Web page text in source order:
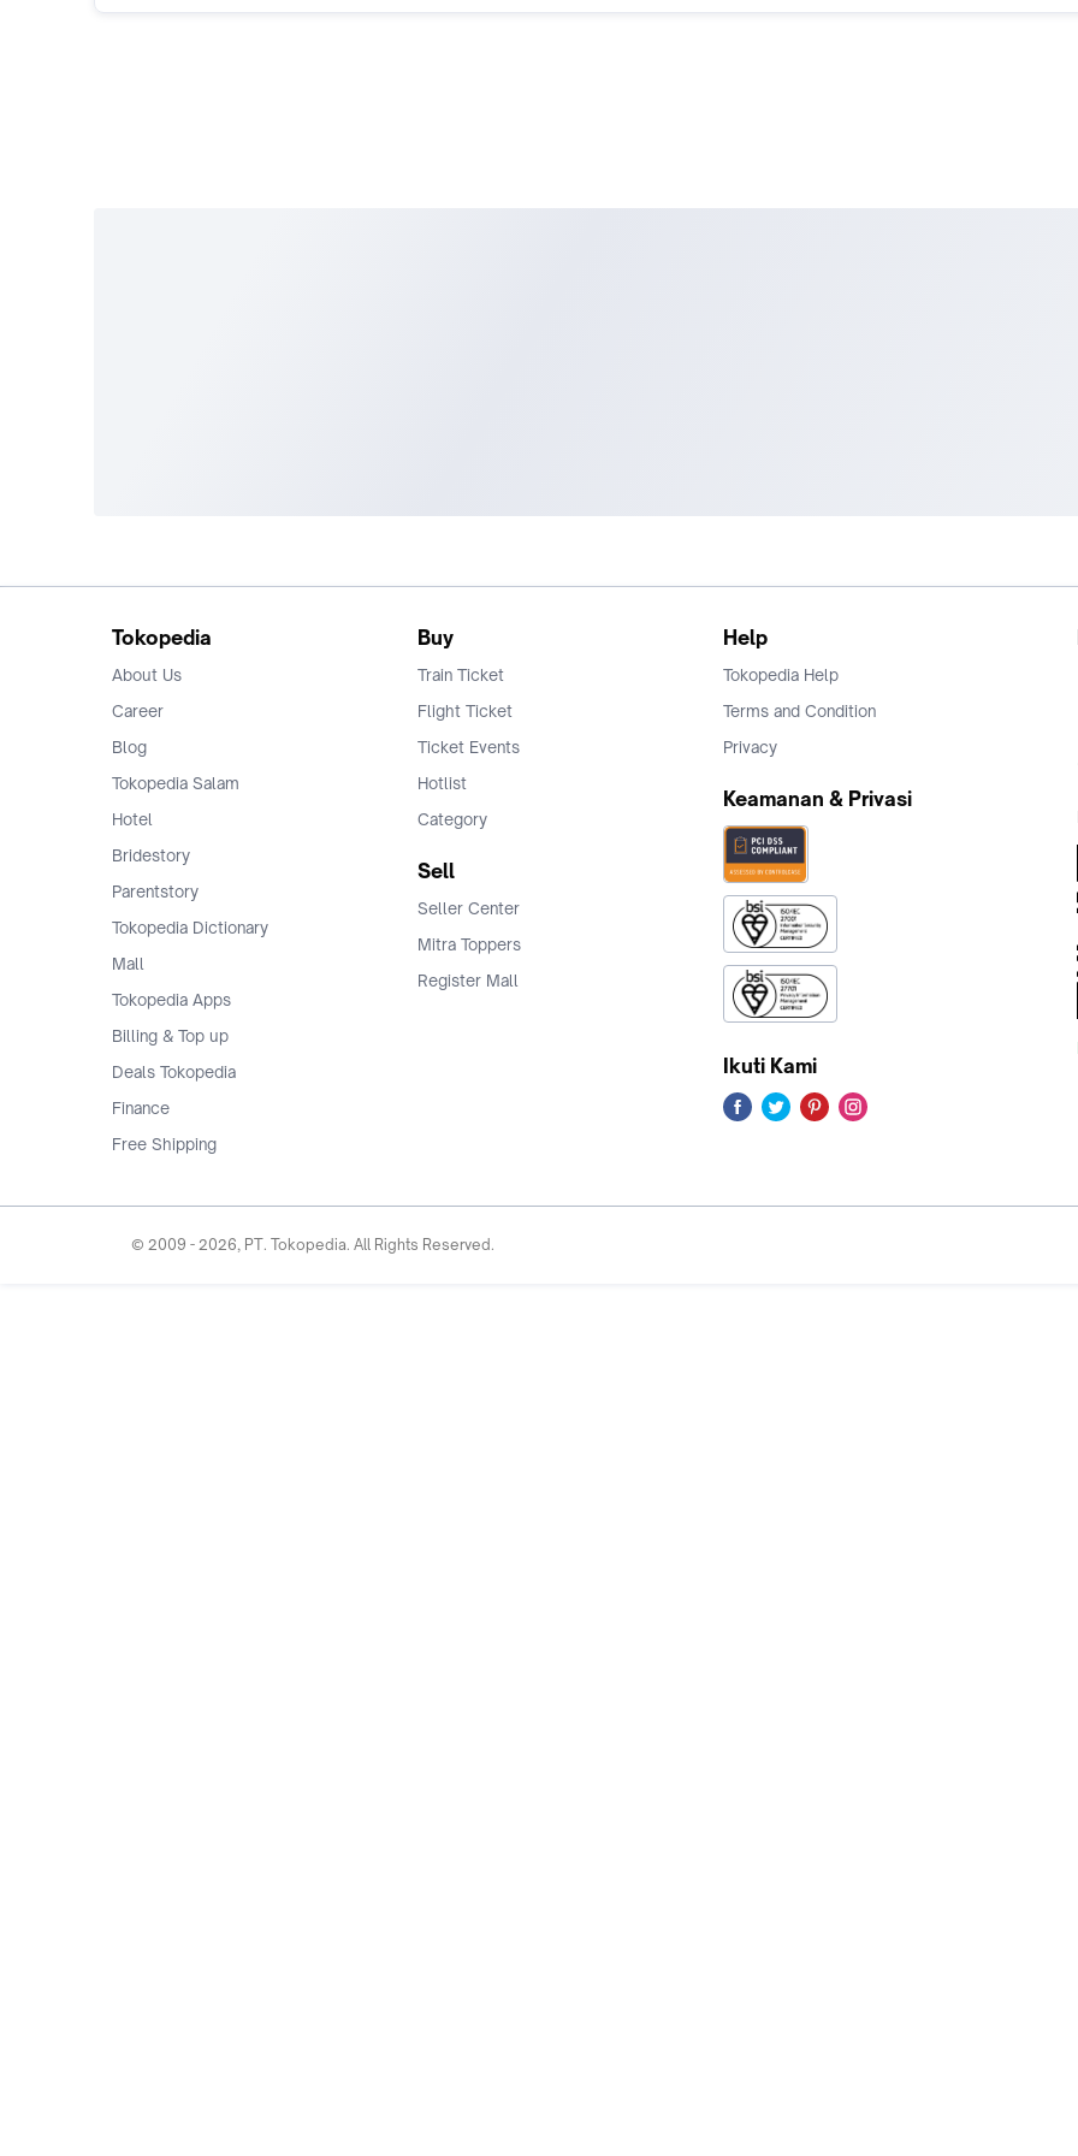
Tokopedia
About Us
Career
Blog
Tokopedia Salam
Hotel
Bridestory
Parentstory
Tokopedia Dictionary
Mall
Tokopedia Apps
Billing & Top up
Deals Tokopedia
Finance
Free Shipping
Buy
Train Ticket
Flight Ticket
Ticket Events
Hotlist
Category
Sell
Seller Center
Mitra Toppers
Register Mall
Help
Tokopedia Help
Terms and Condition
Privacy
Keamanan & Privasi
Ikuti Kami
© 2009 - 2026, PT. Tokopedia. All Rights Reserved.